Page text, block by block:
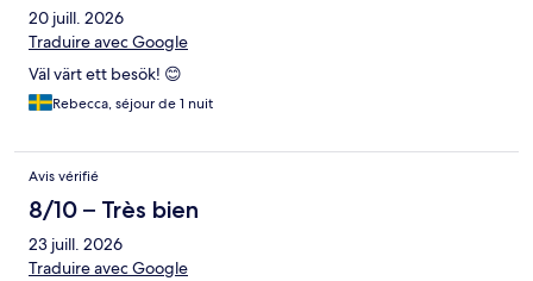
20 juill. 2026
Traduire avec Google
Väl värt ett besök! 😊
Rebecca, séjour de 1 nuit
Avis vérifié
8/10 – Très bien
23 juill. 2026
Traduire avec Google